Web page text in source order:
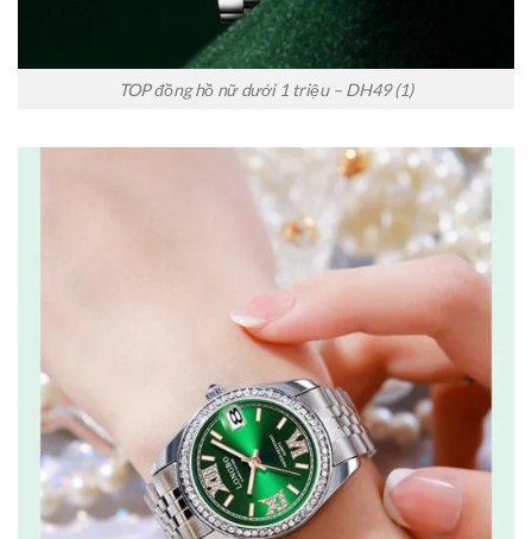
TOP đồng hồ nữ dưới 1 triệu – DH49 (1)